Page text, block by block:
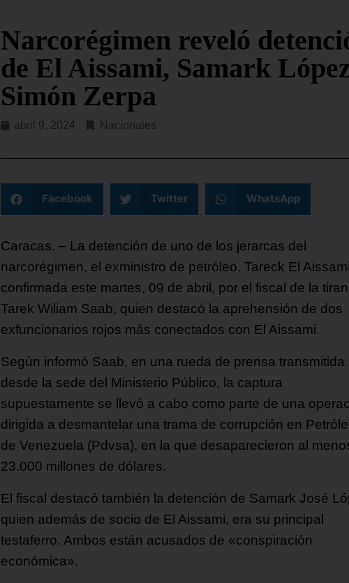
llamada Fuerza Operativa Conjunta
SEGUIR LEYENDO...
SEGUIR LEYENDO...
Narcorégimen reveló
de El Aissami, Samark
Simón Zerpa
abril 9, 2024 Nacionales
Facebook Twitter WhatsApp
Caracas. – La detención de uno de los jerarcas del
narcorégimen, el exministro de petróleo, Tareck El
confirmada este martes, 09 de abril, por el fiscal de la
Tarek Wiliam Saab, quien destacó la aprehensión de dos
exfuncionarios rojos más conectados con El Aissami.
Según informó Saab, en una rueda de prensa transmitida
desde la sede del Ministerio Público, la captura
supuestamente se llevó a cabo como parte de una
dirigida a desmantelar una trama de corrupción en
de Venezuela (Pdvsa), en la que desaparecieron al
23.000 millones de dólares.
El fiscal destacó también la detención de Samark José
quien además de socio de El Aissami, era su principal
testaferro. Ambos están acusados de «conspiración
económica».